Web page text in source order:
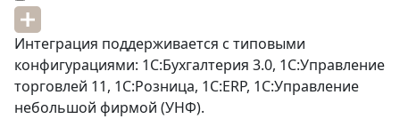
Интеграция поддерживается с типовыми
конфигурациями: 1С:Бухгалтерия 3.0, 1С:Управление
торговлей 11, 1С:Розница, 1С:ERP, 1С:Управление
небольшой фирмой (УНФ).